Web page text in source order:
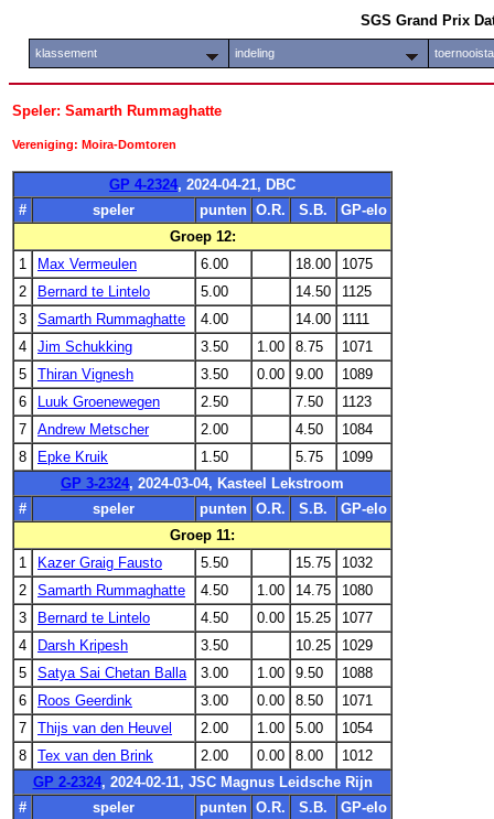
SGS Grand Prix
klassement indeling
Speler: Samarth Rummaghatte
Vereniging: Moira-Domtoren
GP 4-2324, 2024-04-21, DBC
#
speler punten O.R. S.B.
GP-elo
Groep 12:
1
Max Vermeulen 6.00 18.00
1075
2
Bernard te Lintelo 5.00 14.50
1125
3
Samarth Rummaghatte 4.00 14.00
1111
4
Jim Schukking 3.50 1.00 8.75
1071
5
Thiran Vignesh 3.50 0.00 9.00
1089
6
Luuk Groenewegen 2.50 7.50
1123
7
Andrew Metscher 2.00 4.50
1084
8
Epke Kruik 1.50 5.75
1099
GP 3-2324, 2024-03-04, Kasteel Lekstroom
#
speler punten O.R. S.B.
GP-elo
Groep 11:
1
Kazer Graig Fausto 5.50 15.75
1032
2
Samarth Rummaghatte 4.50 1.00 14.75
1080
3
Bernard te Lintelo 4.50 0.00 15.25
1077
4
Darsh Kripesh 3.50 10.25
1029
5
Satya Sai Chetan Balla 3.00 1.00 9.50
1088
6
Roos Geerdink 3.00 0.00 8.50
1071
7
Thijs van den Heuvel 2.00 1.00 5.00
1054
8
Tex van den Brink 2.00 0.00 8.00
1012
GP 2-2324, 2024-02-11, JSC Magnus Leidsche Rijn
#
speler punten O.R. S.B.
GP-elo